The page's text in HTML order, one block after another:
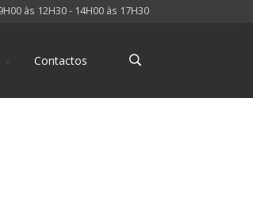
às 12H30 - 14H00 às 17H30
Contactos